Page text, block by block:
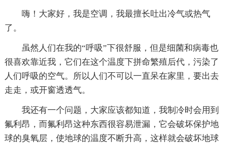
嗨！大家好，我是空调，我最擅长吐出冷气或热气
了。
虽然人们在我的“呼吸”下很舒服，但是细菌和病毒也
很喜欢靠近我，它们在这个温度下拼命繁殖后代，污染了
人们呼吸的空气。所以人们不可以一直呆在家里，要出去
走走，或开窗透透气。
我还有一个问题，大家应该都知道，我制冷时会用到
氟利昂，而氟利昂这种东西很容易泄漏，它会破坏保护地
球的臭氧层，使地球的温度不断升高，这样就会破坏地球